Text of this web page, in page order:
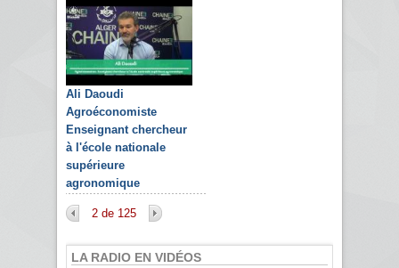
Ali Daoudi
Agroéconomiste
Enseignant chercheur
à l'école nationale
supérieure
agronomique
2 de 125
LA RADIO EN VIDÉOS